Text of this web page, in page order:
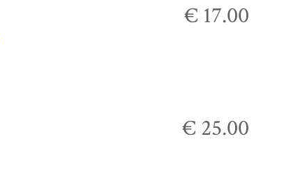
€ 17.00
€ 25.00